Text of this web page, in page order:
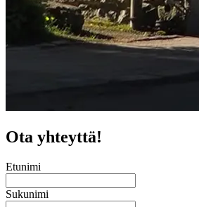
Ota yhteyttä!
Etunimi
Sukunimi